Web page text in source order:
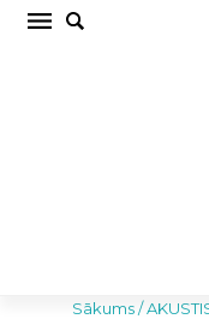
PYLON AUDIO
Sākums/